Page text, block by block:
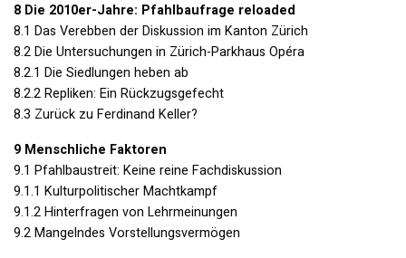
8 Die 2010er-Jahre: Pfahlbaufrage reloaded
8.1 Das Verebben der Diskussion im Kanton Zürich
8.2 Die Untersuchungen in Zürich-Parkhaus Opéra
8.2.1 Die Siedlungen heben ab
8.2.2 Repliken: Ein Rückzugsgefecht
8.3 Zurück zu Ferdinand Keller?
9 Menschliche Faktoren
9.1 Pfahlbaustreit: Keine reine Fachdiskussion
9.1.1 Kulturpolitischer Machtkampf
9.1.2 Hinterfragen von Lehrmeinungen
9.2 Mangelndes Vorstellungsvermögen